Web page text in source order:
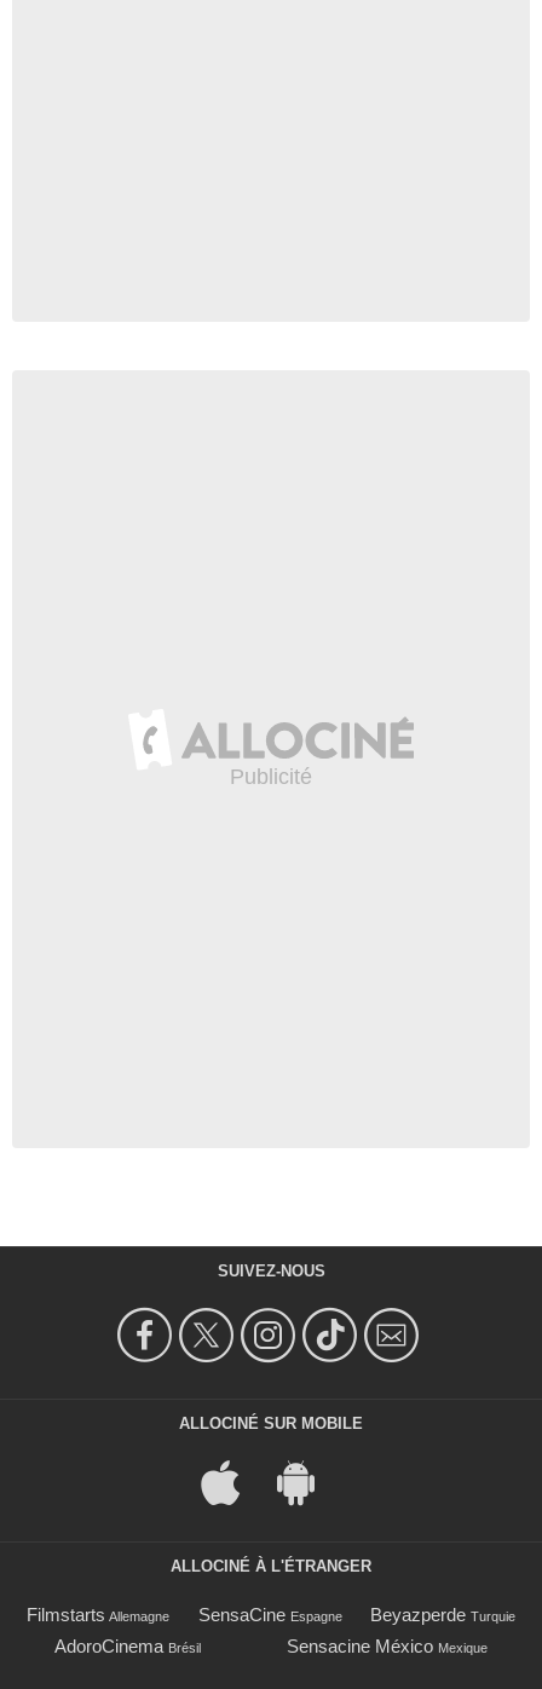
SUIVEZ-NOUS
ALLOCINÉ SUR MOBILE
ALLOCINÉ À L'ÉTRANGER
Filmstarts Allemagne SensaCine Espagne Beyazperde Turquie
AdoroCinema Brésil Sensacine México Mexique